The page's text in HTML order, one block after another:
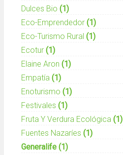
Dulces Bio (1)
Eco-Emprendedor (1)
Eco-Turismo Rural (1)
Ecotur (1)
Elaine Aron (1)
Empatía (1)
Enoturismo (1)
Festivales (1)
Fruta Y Verdura Ecológica (1)
Fuentes Nazaríes (1)
Generalife (1)